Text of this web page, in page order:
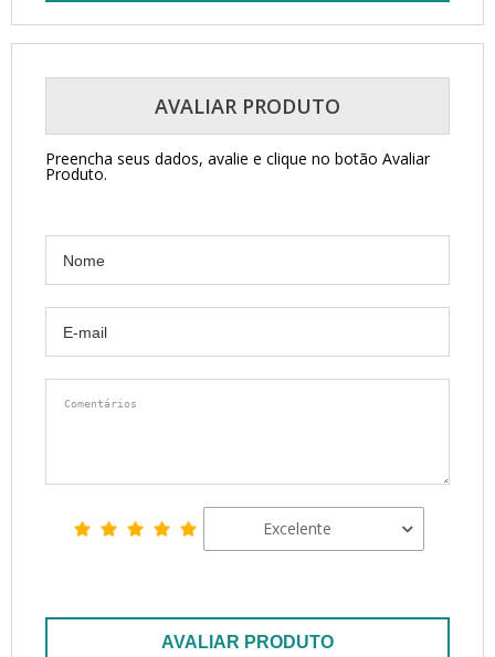
AVALIAR PRODUTO
Preencha seus dados, avalie e clique no botão Avaliar
Produto.
Excelente
AVALIAR PRODUTO